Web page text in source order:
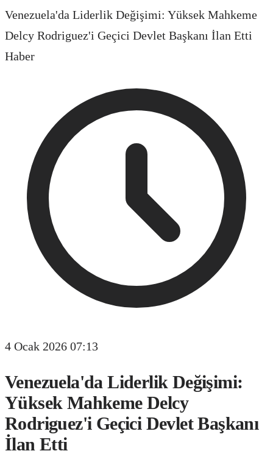
Venezuela'da Liderlik Değişimi: Yüksek Mahkeme
Delcy Rodriguez'i Geçici Devlet Başkanı İlan Etti
Haber
4 Ocak 2026 07:13
Venezuela'da Liderlik Değişimi:
Yüksek Mahkeme Delcy
Rodriguez'i Geçici Devlet Başkanı
İlan Etti